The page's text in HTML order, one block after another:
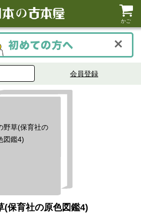
かご
会員登録
野草(保育社の
図鑑4)
(保育社の原色図鑑4)